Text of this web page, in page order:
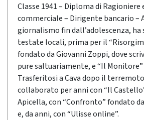
Classe 1941 – Diploma di Ragioniere
commerciale – Dirigente bancario –
giornalismo fin dall’adolescenza,
testate locali, prima per il
fondato da Giovanni Zoppi, dove
pure saltuariamente, e “Il
Trasferitosi a Cava dopo il
collaborato per anni con “Il
Apicella, con “Confronto” fondato
e, da anni, con “Ulisse online”.